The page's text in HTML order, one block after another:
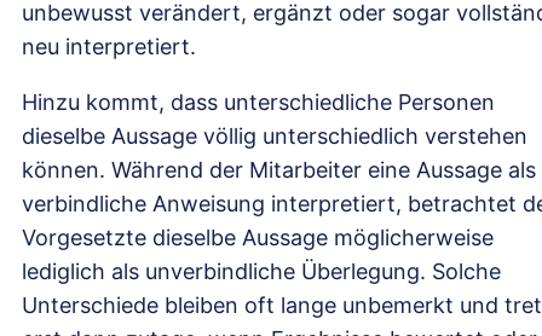
unbewusst verändert, ergänzt oder sogar
neu interpretiert.
Hinzu kommt, dass unterschiedliche Personen
dieselbe Aussage völlig unterschiedlich verstehen
können. Während der Mitarbeiter eine Aussage als
verbindliche Anweisung interpretiert, betrachtet
Vorgesetzte dieselbe Aussage möglicherweise
lediglich als unverbindliche Überlegung. Solche
Unterschiede bleiben oft lange unbemerkt und